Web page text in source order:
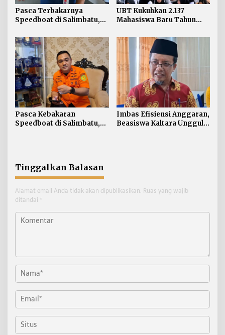
Pasca Terbakarnya
Speedboat di Salimbatu,
Pengawasan dan Edukasi
Awak Kapal
UBT Kukuhkan 2.137
Mahasiswa Baru Tahun
Pasca Kebakaran
Speedboat di Salimbatu,
Imbas Efisiensi Anggaran,
Beasiswa Kaltara Unggul
Tinggalkan Balasan
Alamat email Anda tidak akan dipublikasikan. Ruas yang wajib
ditandai *